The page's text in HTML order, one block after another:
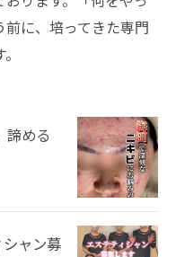
に、培ってきた専門
諦める
ャン募